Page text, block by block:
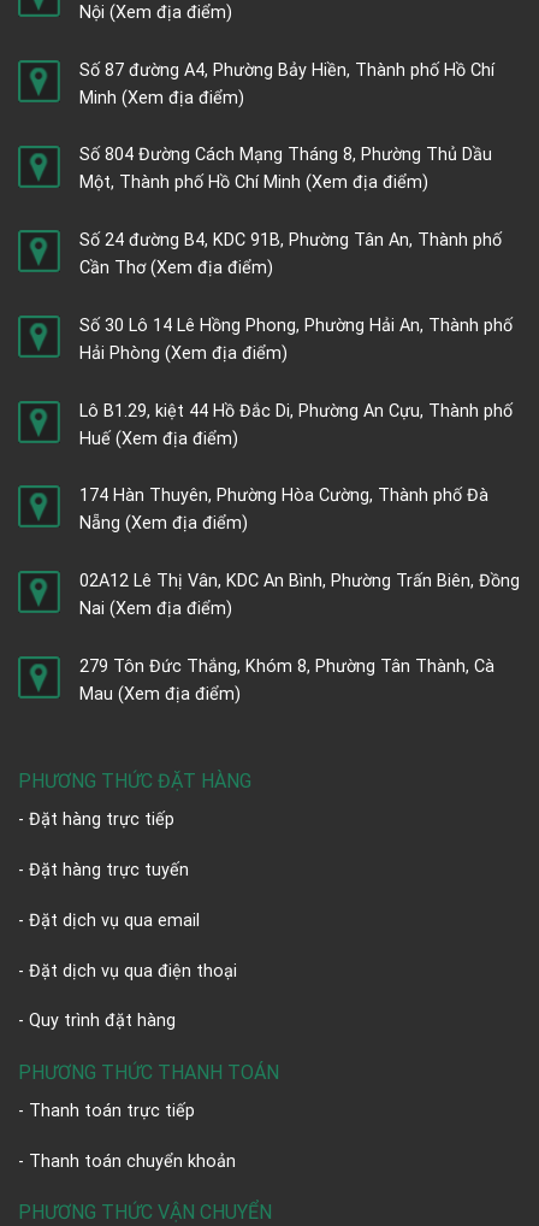
Nội (Xem địa điểm)
Số 87 đường A4, Phường Bảy Hiền, Thành phố Hồ Chí
Minh (Xem địa điểm)
Số 804 Đường Cách Mạng Tháng 8, Phường Thủ Dầu
Một, Thành phố Hồ Chí Minh (Xem địa điểm)
Số 24 đường B4, KDC 91B, Phường Tân An, Thành phố
Cần Thơ(Xem địa điểm)
Số 30 Lô 14 Lê Hồng Phong, Phường Hải An, Thành phố
Hải Phòng (Xem địa điểm)
Lô B1.29, kiệt 44 Hồ Đắc Di, Phường An Cựu, Thành phố
Huế (Xem địa điểm)
174 Hàn Thuyên, Phường Hòa Cường, Thành phố Đà
Nẵng (Xem địa điểm)
02A12 Lê Thị Vân, KDC An Bình, Phường Trấn Biên, Đồng
Nai (Xem địa điểm)
279 Tôn Đức Thắng, Khóm 8, Phường Tân Thành, Cà
Mau (Xem địa điểm)
PHƯƠNG THỨC ĐẶT HÀNG
- Đặt hàng trực tiếp
- Đặt hàng trực tuyến
- Đặt dịch vụ qua email
- Đặt dịch vụ qua điện thoại
- Quy trình đặt hàng
PHƯƠNG THỨC THANH TOÁN
- Thanh toán trực tiếp
- Thanh toán chuyển khoản
PHƯƠNG THỨC VẬN CHUYỂN